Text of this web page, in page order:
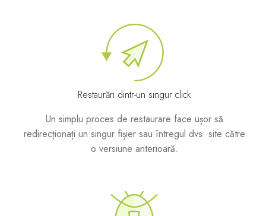
Restaurări dintr-un singur click
Un simplu proces de restaurare face ușor să
redirecționați un singur fișier sau întregul dvs. site către
o versiune anterioară.